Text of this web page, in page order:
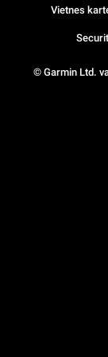
© Garmin Ltd.
Vietnes